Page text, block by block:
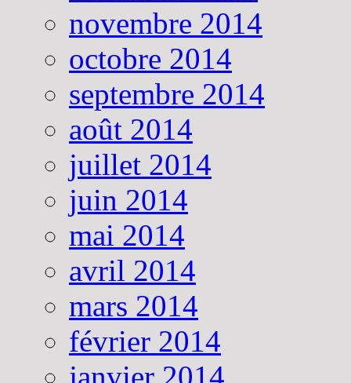
novembre 2014
octobre 2014
septembre 2014
août 2014
juillet 2014
juin 2014
mai 2014
avril 2014
mars 2014
février 2014
janvier 2014